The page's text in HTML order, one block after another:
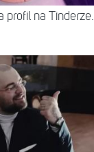
profil na